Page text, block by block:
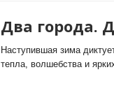
Два города.
Наступившая зима
тепла, волшебства и